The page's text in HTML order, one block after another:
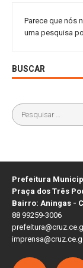
Parece que nós
uma pesquisa
BUSCAR
Prefeitura
Praça dos Três
Bairro: Aningas -
88 99259-3006